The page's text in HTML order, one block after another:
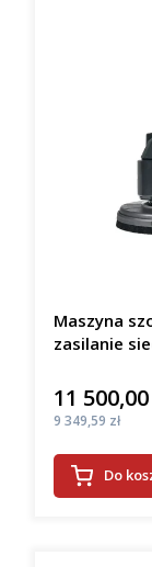
Maszyna
zasilanie
Cena
11 500,00
Cena
9 349,59 zł
Do